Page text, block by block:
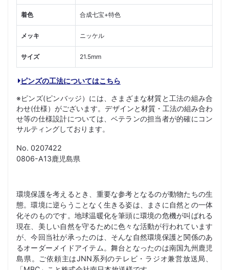
着色 合成七宝+特色
メッキ ニッケル
サイズ 21.5mm
ピンズの工法についてはこちら
※ピンズ(ピンバッジ）には、さまざまな材質と工法の組み合
わせ(仕様）がございます。デザインと材質・工法の組み合わ
せ等の仕様設計については、ベテランの担当者が的確にコン
サルティングしております。
No. 0207422
0806-A13鹿児島県
環境保護を考えるとき、重要な参考となるのが動物たちの生
態。環境に逆らうことなく生きる姿は、まさに自然との一体
化そのものです。地球温暖化を筆頭に環境の危機が叫ばれる
現在、美しい自然を守るために色々な活動が行われています
が、今回当社が承ったのは、そんな自然環境保護と関係のあ
るオーダーメイドアイテム。舞台となったのは南国九州鹿児
島県。ご依頼主はJNN系列のテレビ・ラジオ兼営放送局、